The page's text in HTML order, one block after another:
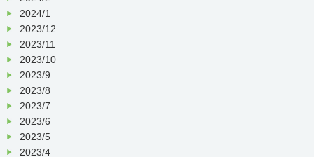
2024/1
2023/12
2023/11
2023/10
2023/9
2023/8
2023/7
2023/6
2023/5
2023/4